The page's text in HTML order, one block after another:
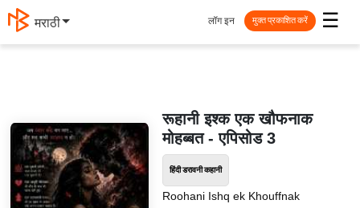
मराठी ☰
लॉग इन मुक्त प्रकाशित करें
रूहानी इश्क एक खौफनाक
मोहब्बत - एपिसोड 3
हिंदी डरावनी कहानी
Roohani Ishq ek Khouffnak